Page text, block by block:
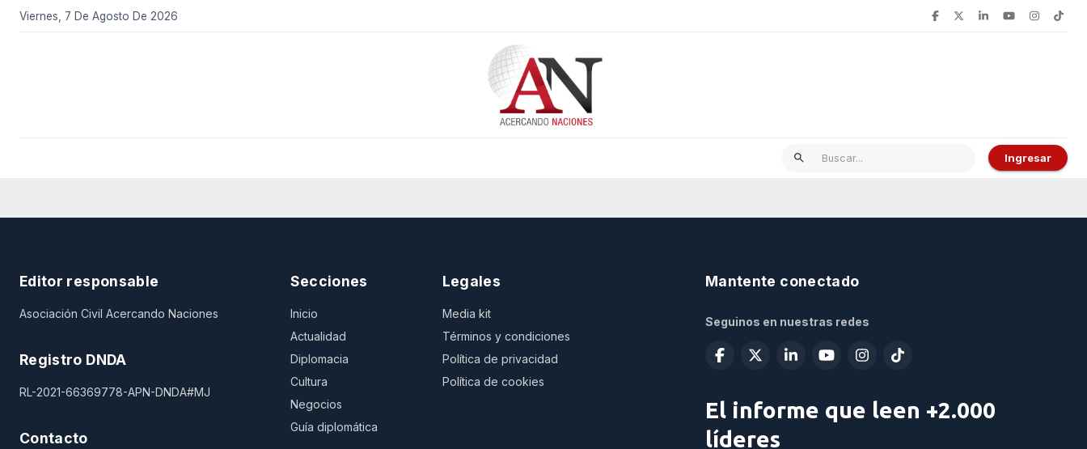
Viernes, 7 De Agosto De 2026
Ingresar
Editor responsable
Asociación Civil Acercando Naciones
Registro DNDA
RL-2021-66369778-APN-DNDA#MJ
Contacto
Secciones
Inicio
Actualidad
Diplomacia
Cultura
Negocios
Guía diplomática
Legales
Media kit
Términos y condiciones
Política de privacidad
Política de cookies
Mantente conectado
Seguinos en nuestras redes
El informe que leen +2.000
líderes